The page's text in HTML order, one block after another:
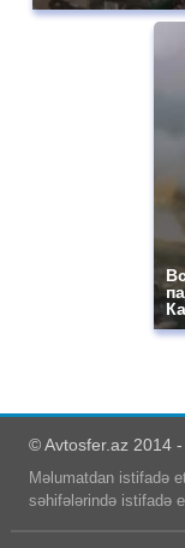
© Avtosfer.az 2014
Məlumatdan istifadə
səhifələrində istifadə